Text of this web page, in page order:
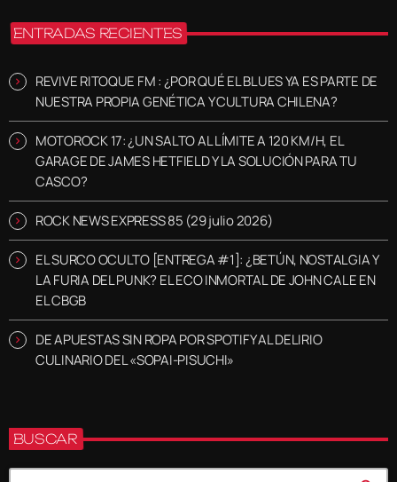
ENTRADAS RECIENTES
REVIVE RITOQUE FM : ¿POR QUÉ EL BLUES YA ES PARTE DE
NUESTRA PROPIA GENÉTICA Y CULTURA CHILENA?
MOTOROCK 17: ¿UN SALTO AL LÍMITE A 120 KM/H, EL
GARAGE DE JAMES HETFIELD Y LA SOLUCIÓN PARA TU
CASCO?
ROCK NEWS EXPRESS 85 (29 julio 2026)
EL SURCO OCULTO [ENTREGA #1]: ¿BETÚN, NOSTALGIA Y
LA FURIA DEL PUNK? EL ECO INMORTAL DE JOHN CALE EN
EL CBGB
DE APUESTAS SIN ROPA POR SPOTIFY AL DELIRIO
CULINARIO DEL «SOPAI-PISUCHI»
BUSCAR